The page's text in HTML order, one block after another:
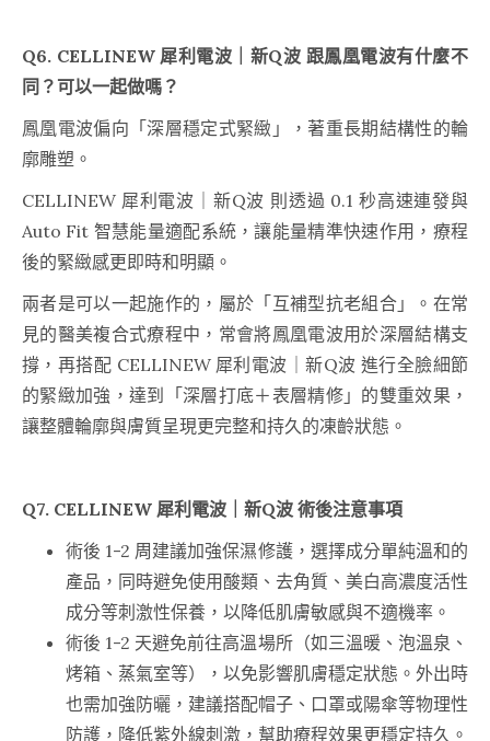
Q6. CELLINEW 犀利電波｜新Q波 跟鳳凰電波有什麼不
同？可以一起做嗎？
鳳凰電波偏向「深層穩定式緊緻」，著重長期結構性的輪
廓雕塑。
CELLINEW 犀利電波｜新Q波 則透過 0.1 秒高速連發與
Auto Fit 智慧能量適配系統，讓能量精準快速作用，療程
後的緊緻感更即時和明顯。
兩者是可以一起施作的，屬於「互補型抗老組合」。在常
見的醫美複合式療程中，常會將鳳凰電波用於深層結構支
撐，再搭配 CELLINEW 犀利電波｜新Q波 進行全臉細節
的緊緻加強，達到「深層打底＋表層精修」的雙重效果，
讓整體輪廓與膚質呈現更完整和持久的凍齡狀態。
Q7. CELLINEW 犀利電波｜新Q波 術後注意事項
術後 1-2 周建議加強保濕修護，選擇成分單純溫和的
產品，同時避免使用酸類、去角質、美白高濃度活性
成分等刺激性保養，以降低肌膚敏感與不適機率。
術後 1-2 天避免前往高溫場所（如三溫暖、泡溫泉、
烤箱、蒸氣室等），以免影響肌膚穩定狀態。外出時
也需加強防曬，建議搭配帽子、口罩或陽傘等物理性
防護，降低紫外線刺激，幫助療程效果更穩定持久。